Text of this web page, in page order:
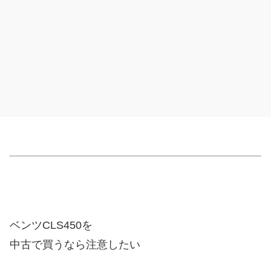
ベンツCLS450を
中古で買うなら注意したい